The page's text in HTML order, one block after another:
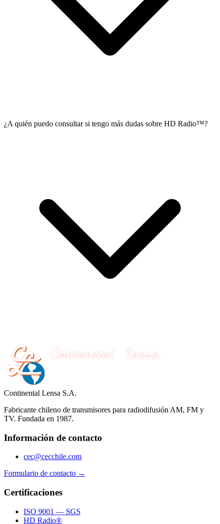
¿A quién puedo consultar si tengo más dudas sobre HD Radio™?
Continental Lensa S.A.
Fabricante chileno de transmisores para radiodifusión AM, FM y
TV. Fundada en 1987.
Información de contacto
cec@cecchile.com
Formulario de contacto →
Certificaciones
ISO 9001 — SGS
HD Radio®